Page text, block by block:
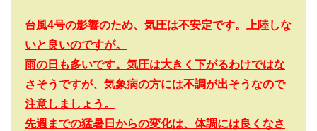
台風4号の影響のため、気圧は不安定です。上陸しな
いと良いのですが。
雨の日も多いです。気圧は大きく下がるわけではな
さそうですが、気象病の方には不調が出そうなので
注意しましょう。
先週までの猛暑日からの変化は、体調には良くなさ